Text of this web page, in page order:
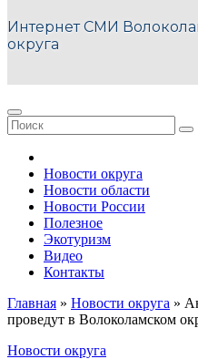
Интернет СМИ
округа
Новости округа
Новости области
Новости России
Полезное
Экотуризм
Видео
Контакты
Главная » Новости округа »
проведут в Волоколамском
Новости округа